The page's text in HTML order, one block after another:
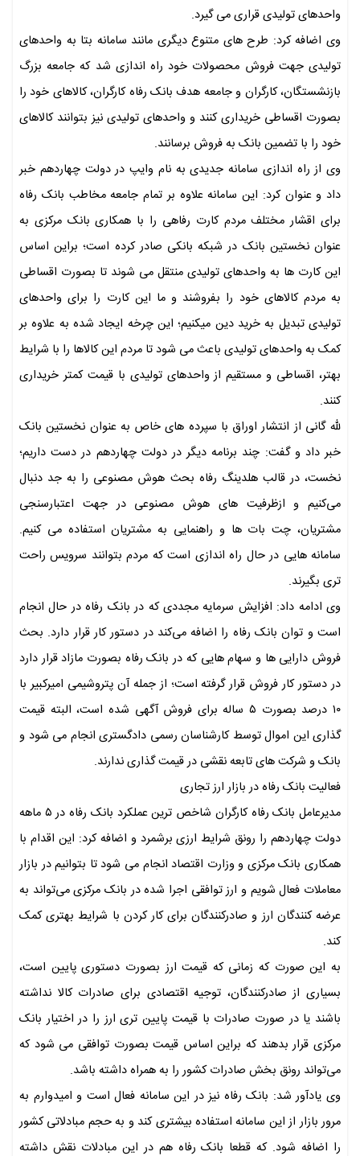
واحدهای تولیدی قراری می گیرد.
وی اضافه کرد: طرح های متنوع دیگری مانند سامانه بتا به واحدهای
تولیدی جهت فروش محصولات خود راه اندازی شد که جامعه بزرگ
بازنشستگان، کارگران و جامعه هدف بانک رفاه کارگران، کالاهای خود را
بصورت اقساطی خریداری کنند و واحدهای تولیدی نیز بتوانند کالاهای
خود را با تضمین بانک به فروش برسانند.
وی از راه اندازی سامانه جدیدی به نام وایپ در دولت چهاردهم خبر
داد و عنوان کرد: این سامانه علاوه بر تمام جامعه مخاطب بانک رفاه
برای اقشار مختلف مردم کارت رفاهی را با همکاری بانک مرکزی به
عنوان نخستین بانک در شبکه بانکی صادر کرده است؛ براین اساس
این کارت ها به واحدهای تولیدی منتقل می شوند تا بصورت اقساطی
به مردم کالاهای خود را بفروشند و ما این کارت را برای واحدهای
تولیدی تبدیل به خرید دین میکنیم؛ این چرخه ایجاد شده به علاوه بر
کمک به واحدهای تولیدی باعث می شود تا مردم این کالاها را با شرایط
بهتر، اقساطی و مستقیم از واحدهای تولیدی با قیمت کمتر خریداری
کنند‌.
لله گانی از انتشار اوراق با سپرده های خاص به عنوان نخستین بانک
خبر داد و گفت: چند برنامه دیگر در دولت چهاردهم‌ در دست داریم؛
نخست، در قالب هلدینگ رفاه بحث هوش مصنوعی را به جد دنبال
می‌کنیم و ازظرفیت های هوش مصنوعی در جهت اعتبارسنجی
مشتریان، چت بات ها و راهنمایی به مشتریان استفاده می کنیم.
سامانه هایی در حال راه اندازی است که مردم بتوانند سرویس راحت
تری بگیرند.
وی ادامه داد: افزایش سرمایه مجددی که در بانک رفاه در حال انجام
است و توان بانک رفاه را اضافه می‌کند در دستور کار قرار دارد. بحث
فروش دارایی ها و سهام هایی که در بانک رفاه بصورت مازاد قرار دارد
در دستور کار فروش قرار گرفته است؛ از جمله آن پتروشیمی امیرکبیر با
۱۰ درصد بصورت ۵ ساله برای فروش آگهی شده است، البته قیمت
گذاری این اموال توسط کارشناسان رسمی دادگستری انجام می شود و
بانک و شرکت های تابعه نقشی در قیمت گذاری ندارند.
فعالیت بانک رفاه در بازار ارز تجاری
مدیرعامل بانک رفاه کارگران شاخص ترین عملکرد بانک رفاه در ۵ ماهه
دولت چهاردهم را رونق شرایط ارزی برشمرد و اضافه کرد: این اقدام با
همکاری بانک مرکزی و وزارت اقتصاد انجام می شود تا بتوانیم در بازار
معاملات فعال شویم و ارز توافقی اجرا شده در بانک مرکزی می‌تواند به
عرضه کنندگان ارز و صادرکنندگان برای کار کردن با شرایط بهتری کمک
کند.
به این صورت که زمانی که قیمت ارز بصورت دستوری پایین است،
بسیاری از صادرکنندگان، توجیه اقتصادی برای صادرات کالا نداشته
باشند یا در صورت صادرات با قیمت پایین تری ارز را در اختیار بانک
مرکزی قرار بدهند که براین اساس قیمت بصورت توافقی می شود که
می‌تواند رونق بخش صادرات کشور را به همراه داشته باشد.
وی یادآور شد: بانک رفاه نیز در این سامانه فعال است و امیدوارم به
مرور بازار از این سامانه استفاده بیشتری کند و به حجم مبادلاتی کشور
را اضافه شود. که قطعا بانک رفاه هم در این مبادلات نقش داشته